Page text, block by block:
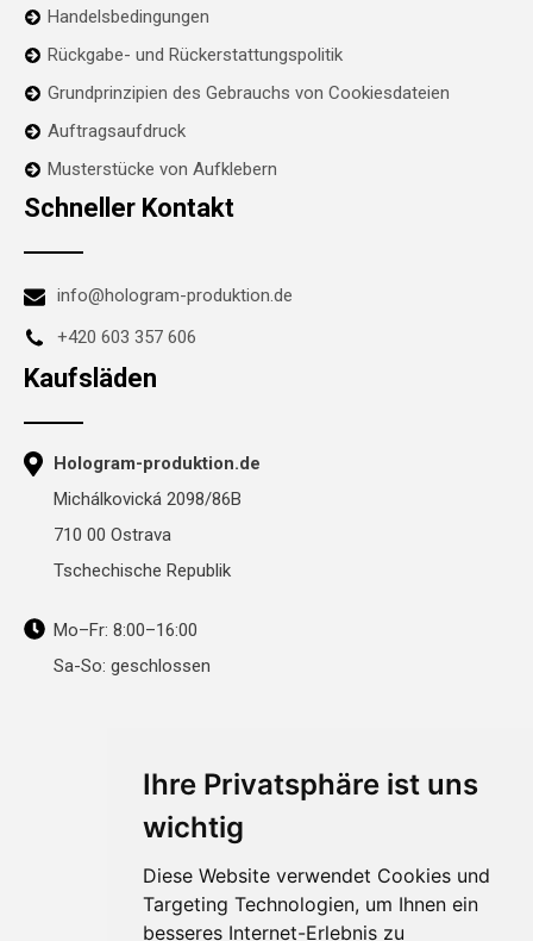
Ihre Privatsphäre ist uns
wichtig
Diese Website verwendet Cookies und
Targeting Technologien, um Ihnen ein
besseres Internet-Erlebnis zu
Handelsbedingungen
Rückgabe- und Rückerstattungspolitik
Grundprinzipien des Gebrauchs von Cookiesdateien
Auftragsaufdruck
Musterstücke von Aufklebern
Schneller Kontakt
info@hologram-produktion.de
+420 603 357 606
Kaufsläden
Hologram-produktion.de
Michálkovická 2098/86B
710 00 Ostrava
Tschechische Republik
Mo–Fr: 8:00–16:00
Sa-So: geschlossen